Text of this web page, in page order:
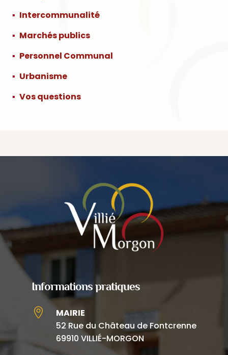
Intercommunalité
Marchés publics
Personnel Communal
Urbanisme
Vos questions
Informations pratiques

MAIRIE
52 Rue du Château de Fontcrenne
69910 VILLIÉ-MORGON